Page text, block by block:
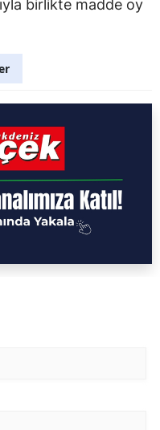
birlikte madde oy